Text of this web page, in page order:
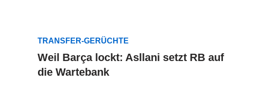
TRANSFER-GERÜCHTE
Weil Barça lockt: Asllani setzt RB auf
die Wartebank